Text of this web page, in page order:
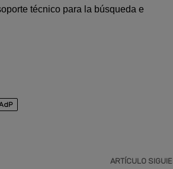
técnico para la búsqueda e
ARTÍCULO